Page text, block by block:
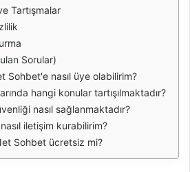
Tartışmalar
Sorular)
Sohbet'e nasıl üye olabilirim?
hangi konular tartışılmaktadır?
nasıl sağlanmaktadır?
iletişim kurabilirim?
Sohbet ücretsiz mi?